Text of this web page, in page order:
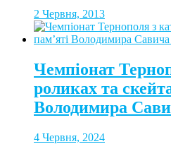
2 Червня, 2013
Чемпіонат
роликах та
Володимира
4 Червня, 2024